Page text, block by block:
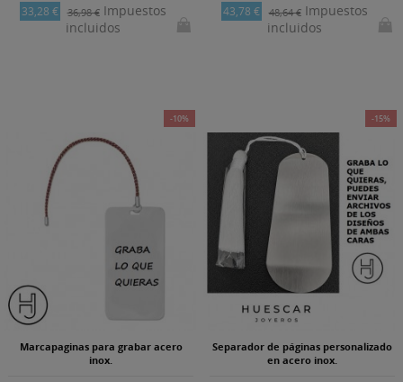
33,28 € 36,98 €Impuestos
incluidos
43,78 € 48,64 €Impuestos
incluidos
-10%
Marcapaginas para grabar acero
inox.
-15%
Separador de páginas personalizado
en acero inox.